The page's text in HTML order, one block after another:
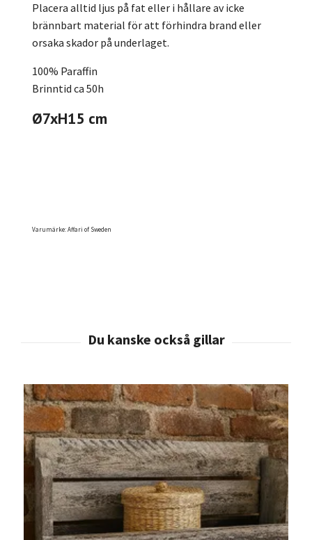
Placera alltid ljus på fat eller i hållare av icke
brännbart material för att förhindra brand eller
orsaka skador på underlaget.
100% Paraffin
Brinntid ca 50h
Ø7xH15 cm
Varumärke: Affari of Sweden